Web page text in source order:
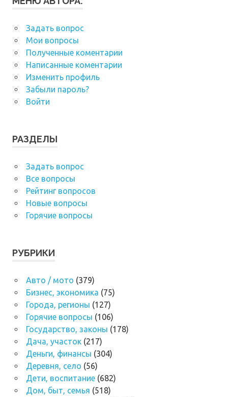
Задать вопрос
Мои вопросы
Полученные коментарии
Написанные коментарии
Изменить профиль
Забыли пароль?
Войти
РАЗДЕЛЫ
Задать вопрос
Все вопросы
Рейтинг вопросов
Новые вопросы
Горячие вопросы
РУБРИКИ
Авто / мото (379)
Бизнес, экономика (75)
Города, регионы (127)
Горячие вопросы (106)
Государство, законы (178)
Дача, участок(217)
Деньги, финансы (304)
Деревня, село (56)
Дети, воспитание(682)
Дом, быт, семья (518)